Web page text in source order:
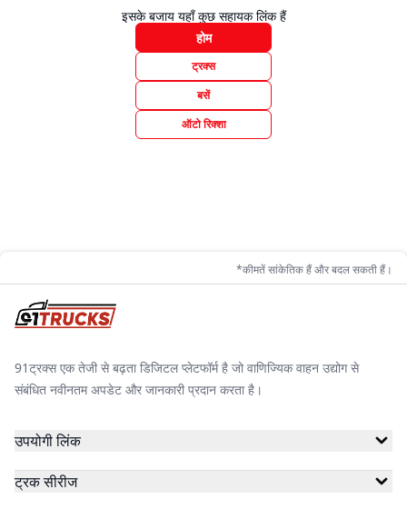
इसके बजाय यहाँ कुछ सहायक लिंक हैं
होम
ट्रक्स
बसें
ऑटो रिक्शा
*कीमतें सांकेतिक हैं और बदल सकती हैं।
91ट्रक्स एक तेजी से बढ़ता डिजिटल प्लेटफॉर्म है जो वाणिज्यिक वाहन उद्योग से
संबंधित नवीनतम अपडेट और जानकारी प्रदान करता है।
उपयोगी लिंक
ट्रक सीरीज